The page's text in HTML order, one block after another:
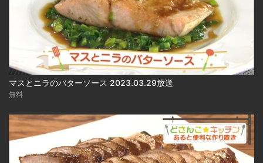
マスとニラのバターソース 2023.03.29放送
無料